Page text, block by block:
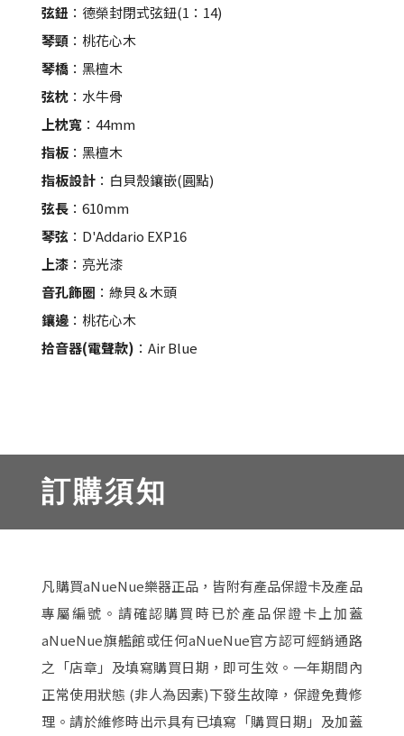
弦鈕 ：德榮封閉式弦鈕(1：14)
琴頸 ：桃花心木
琴橋 ：黑檀木
弦枕 ：水牛骨
上枕寬 ：44mm
指板 ：黑檀木
指板設計 ：白貝殼鑲嵌(圓點)
弦長 ：610mm
琴弦 ：D'Addario EXP16
上漆 ：亮光漆
音孔飾圈 ：綠貝＆木頭
鑲邊 ：桃花心木
拾音器(電聲款) ：Air Blue
訂購須知
凡購買aNueNue樂器正品，皆附有產品保證卡及產品
專屬編號。請確認購買時已於產品保證卡上加蓋
aNueNue旗艦館或任何aNueNue官方認可經銷通路
之「店章」及填寫購買日期，即可生效。一年期間內
正常使用狀態 (非人為因素)下發生故障，保證免費修
理。請於維修時出示具有已填寫「購買日期」及加蓋